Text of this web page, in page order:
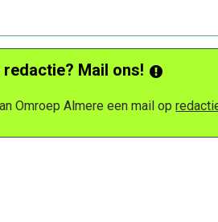
Mail ons!
Omroep Almere een mail op